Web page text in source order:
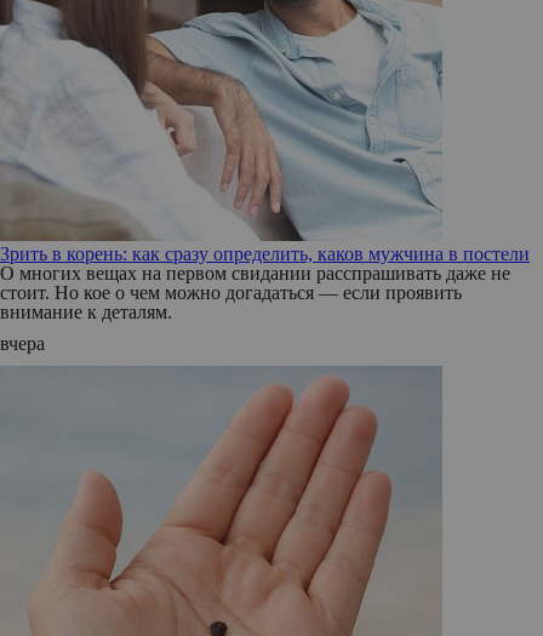
Зрить в корень: как сразу определить, каков мужчина в постели
О многих вещах на первом свидании расспрашивать даже не
стоит. Но кое о чем можно догадаться — если проявить
внимание к деталям.
вчера